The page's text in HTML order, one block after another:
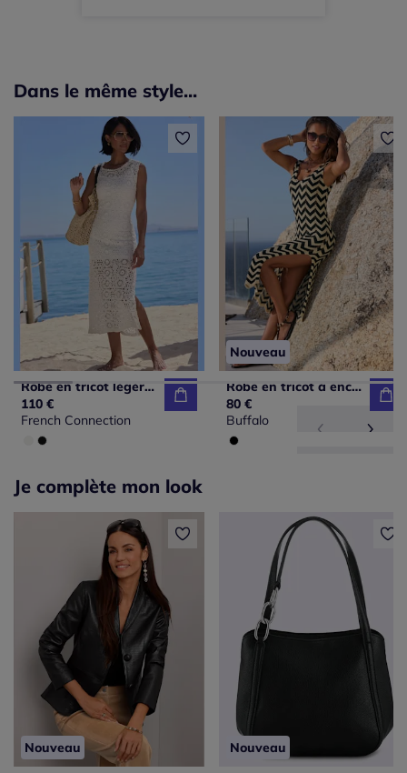
Dans le même style...
Robe en tricot légère à encolure ronde et sans manches
110 €
French Connection
Nouveau
Robe en tricot à encolure en V et motifs chevrons
80 €
Buffalo
Je complète mon look
Nouveau Nouveau